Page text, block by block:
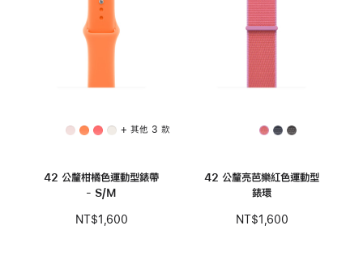
+ 其他 3 款
42 公釐柑橘色運動型錶帶
- S/M
NT$1,600
42 公釐亮芭樂紅色運動型
錶環
NT$1,600